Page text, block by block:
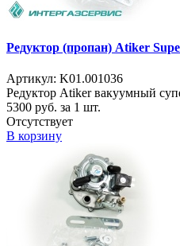
Редуктор (пропан) Atiker
Артикул: K01.001036
Редуктор Atiker вакуумный
5300 руб. за 1 шт.
Отсутствует
В корзину